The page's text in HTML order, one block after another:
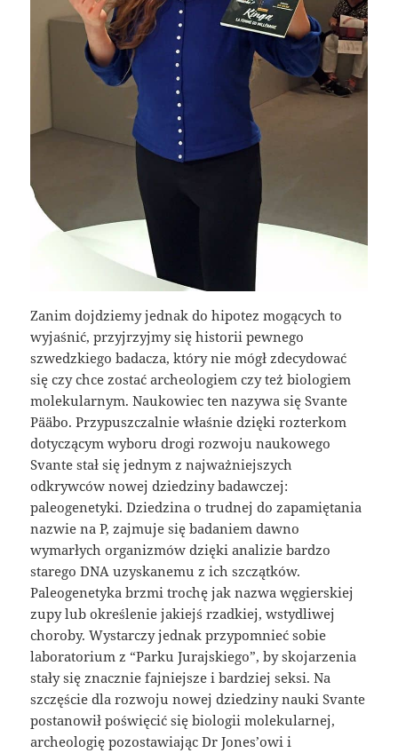
Zanim dojdziemy jednak do hipotez mogących to
wyjaśnić, przyjrzyjmy się historii pewnego
szwedzkiego badacza, który nie mógł zdecydować
się czy chce zostać archeologiem czy też biologiem
molekularnym. Naukowiec ten nazywa się Svante
Pääbo. Przypuszczalnie właśnie dzięki rozterkom
dotyczącym wyboru drogi rozwoju naukowego
Svante stał się jednym z najważniejszych
odkrywców nowej dziedziny badawczej:
paleogenetyki. Dziedzina o trudnej do zapamiętania
nazwie na P, zajmuje się badaniem dawno
wymarłych organizmów dzięki analizie bardzo
starego DNA uzyskanemu z ich szczątków.
Paleogenetyka brzmi trochę jak nazwa węgierskiej
zupy lub określenie jakiejś rzadkiej, wstydliwej
choroby. Wystarczy jednak przypomnieć sobie
laboratorium z “Parku Jurajskiego”, by skojarzenia
stały się znacznie fajniejsze i bardziej seksi. Na
szczęście dla rozwoju nowej dziedziny nauki Svante
postanowił poświęcić się biologii molekularnej,
archeologię pozostawiając Dr Jones’owi i